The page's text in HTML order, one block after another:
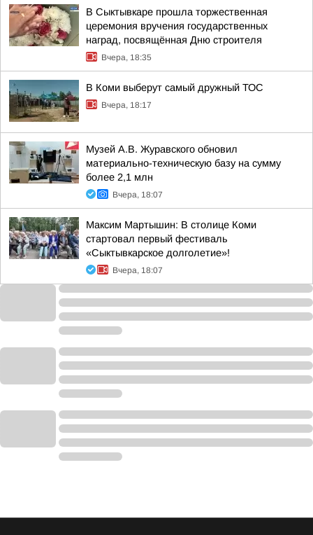
В Сыктывкаре прошла торжественная
церемония вручения государственных
наград, посвящённая Дню строителя
Вчера, 18:35
В Коми выберут самый дружный ТОС
Вчера, 18:17
Музей А.В. Журавского обновил
материально-техническую базу на сумму
более 2,1 млн
Вчера, 18:07
Максим Мартышин: В столице Коми
стартовал первый фестиваль
«Сыктывкарское долголетие»!
Вчера, 18:07